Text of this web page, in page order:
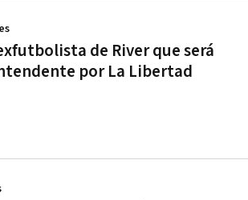
de River que será
por La Libertad